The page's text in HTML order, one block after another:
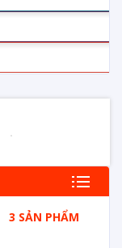
3 SẢN PHẨM